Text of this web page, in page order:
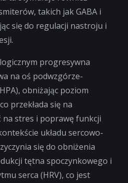
takich jak GABA i
się do regulacji nastroju i
progresywna
na oś podwzgórze-
obniżając poziom
przekłada się na
stres i poprawę funkcji
układu sercowo-
się do obniżenia
tętna spoczynkowego i
serca (HRV), co jest